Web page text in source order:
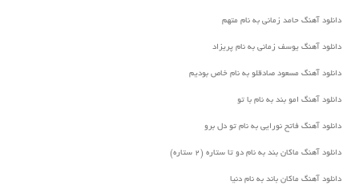
دانلود آهنگ حامد زمانی به نام متهم
دانلود آهنگ یوسف زمانی به نام پریزاد
دانلود آهنگ مسعود صادقلو به نام خاص بودیم
دانلود آهنگ امو بند به نام با تو
دانلود آهنگ فاتح نورایی به نام تو دل برو
دانلود آهنگ ماکان بند به نام دو تا ستاره (۲ ستاره)
دانلود آهنگ ماکان باند به نام دنیا